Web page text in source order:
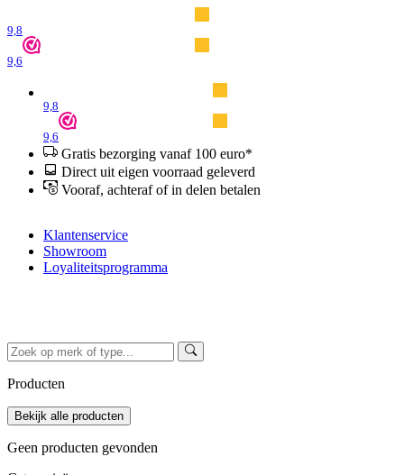
9,8
9,6
9,8
9,6
Gratis bezorging vanaf 100 euro*
Direct uit eigen voorraad geleverd
Vooraf, achteraf of in delen betalen
Klantenservice
Showroom
Loyaliteitsprogramma
Producten
Geen producten gevonden